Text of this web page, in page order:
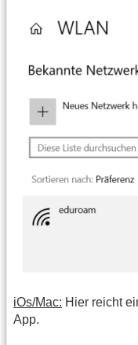
iOs/Mac: Hier reicht
App.